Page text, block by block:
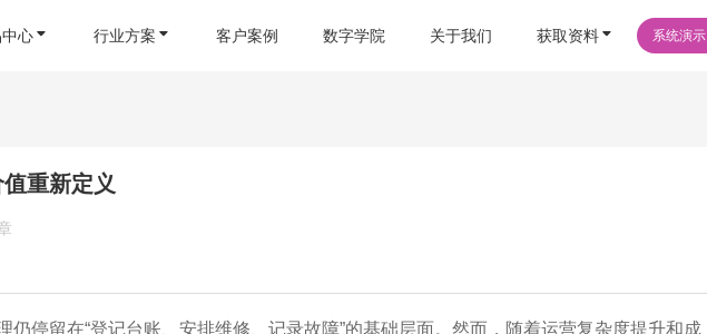
心 行业方案 客户案例 数字学院 关于我们 获取资料 系统演示
重新定义
仍停留在“登记台账、安排维修、记录故障”的基础层面。然而，随着运营复杂度提升和成